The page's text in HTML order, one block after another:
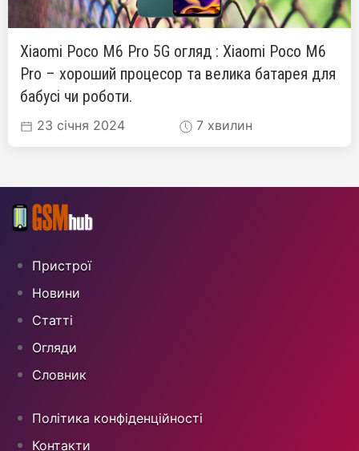
Xiaomi Poco M6 Pro 5G огляд : Xiaomi Poco M6
Pro – хороший процесор та велика батарея для
бабусі чи роботи.
23 січня 2024 7 хвилин
Пристрої
Новини
Статті
Огляди
Cловник
Політика конфіденційності
Контакти